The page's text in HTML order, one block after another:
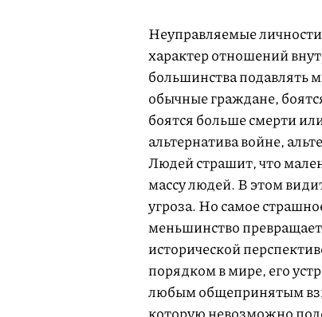
Неуправляемые
характер отношений
большинства подавлять
обычные граждане,
боятся больше смерти
альтернатива войне,
Людей страшит, что
массу людей. В этом
угроза. Но самое
меньшинство
исторической
порядком в мире, его
любым общепринятым